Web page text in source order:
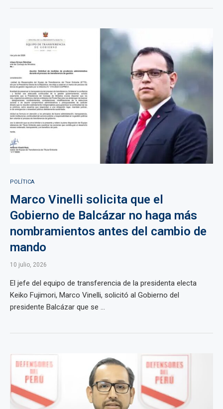
POLÍTICA
Marco Vinelli solicita que el
Gobierno de Balcázar no haga más
nombramientos antes del cambio de
mando
10 julio, 2026
El jefe del equipo de transferencia de la presidenta electa
Keiko Fujimori, Marco Vinelli, solicitó al Gobierno del
presidente Balcázar que se ...